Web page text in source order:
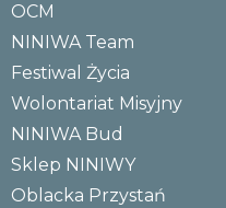
OCM
NINIWA Team
Festiwal Życia
Wolontariat Misyjny
NINIWA Bud
Sklep NINIWY
Oblacka Przystań